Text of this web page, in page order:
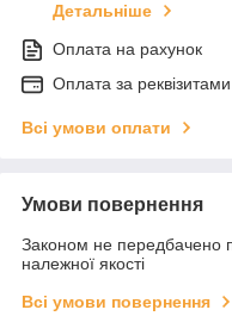
Детальніше
Оплата на рахунок
Оплата за реквізитами
Всі умови оплати
Умови повернення
Законом не передбачено
належної якості
Всі умови повернення